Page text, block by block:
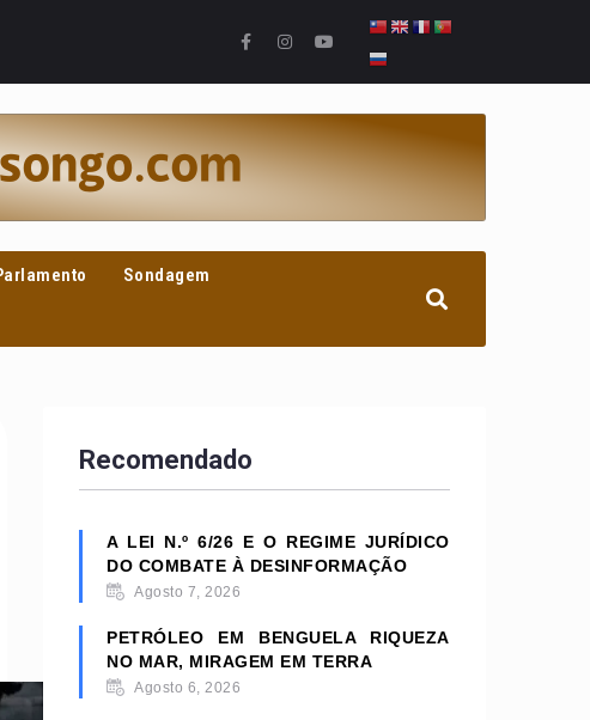
Sondagem
Recomendado
A LEI N.º 6/26 E O REGIME JURÍDICO
DO COMBATE À DESINFORMAÇÃO
Agosto 7, 2026
PETRÓLEO EM BENGUELA RIQUEZA
NO MAR, MIRAGEM EM TERRA
Agosto 6, 2026